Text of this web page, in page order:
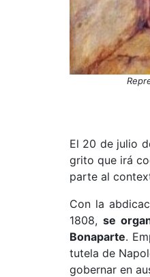
El 20 de julio
grito que irá
parte al
Con la
1808,se
Bonaparte.
tutela de
gobernar en